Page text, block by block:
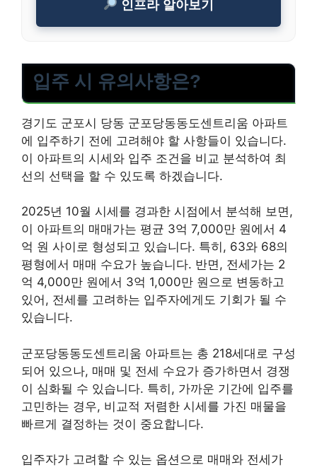
인프라 알아보기
입주 시 유의사항은?
경기도 군포시 당동 군포당동동도센트리움 아파트
에 입주하기 전에 고려해야 할 사항들이 있습니다.
이 아파트의 시세와 입주 조건을 비교 분석하여 최
선의 선택을 할 수 있도록 하겠습니다.
2025년 10월 시세를 경과한 시점에서 분석해 보면,
이 아파트의 매매가는 평균 3억 7,000만 원에서 4
억 원 사이로 형성되고 있습니다. 특히, 63와 68의
평형에서 매매 수요가 높습니다. 반면, 전세가는 2
억 4,000만 원에서 3억 1,000만 원으로 변동하고
있어, 전세를 고려하는 입주자에게도 기회가 될 수
있습니다.
군포당동동도센트리움 아파트는 총 218세대로 구성
되어 있으나, 매매 및 전세 수요가 증가하면서 경쟁
이 심화될 수 있습니다. 특히, 가까운 기간에 입주를
고민하는 경우, 비교적 저렴한 시세를 가진 매물을
빠르게 결정하는 것이 중요합니다.
입주자가 고려할 수 있는 옵션으로 매매와 전세가